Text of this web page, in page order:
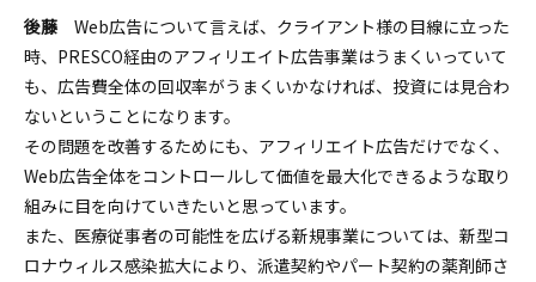
後藤Web広告について言えば、クライアント様の目線に立った
時、PRESCO経由のアフィリエイト広告事業はうまくいっていて
も、広告費全体の回収率がうまくいかなければ、投資には見合わ
ないということになります。
その問題を改善するためにも、アフィリエイト広告だけでなく、
Web広告全体をコントロールして価値を最大化できるような取り
組みに目を向けていきたいと思っています。
また、医療従事者の可能性を広げる新規事業については、新型コ
ロナウィルス感染拡大により、派遣契約やパート契約の薬剤師さ